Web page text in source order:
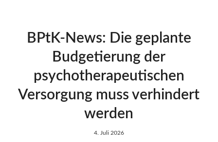
BPtK-News: Die geplante
Budgetierung der
psychotherapeutischen
Versorgung muss verhindert
werden
4. Juli 2026